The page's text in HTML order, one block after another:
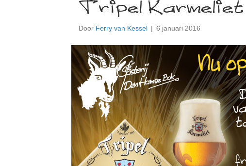
Tripel
Door Ferry van Kessel | 6 januari 2016